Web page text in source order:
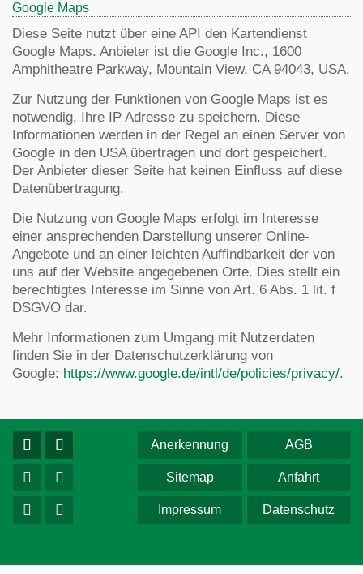
Google Maps
Diese Seite nutzt über eine API den Kartendienst
Google Maps. Anbieter ist die Google Inc., 1600
Amphitheatre Parkway, Mountain View, CA 94043, USA.
Zur Nutzung der Funktionen von Google Maps ist es
notwendig, Ihre IP Adresse zu speichern. Diese
Informationen werden in der Regel an einen Server von
Google in den USA übertragen und dort gespeichert.
Der Anbieter dieser Seite hat keinen Einfluss auf diese
Datenübertragung.
Die Nutzung von Google Maps erfolgt im Interesse
einer ansprechenden Darstellung unserer Online-
Angebote und an einer leichten Auffindbarkeit der von
uns auf der Website angegebenen Orte. Dies stellt ein
berechtigtes Interesse im Sinne von Art. 6 Abs. 1 lit. f
DSGVO dar.
Mehr Informationen zum Umgang mit Nutzerdaten
finden Sie in der Datenschutzerklärung von
Google: https://www.google.de/intl/de/policies/privacy/.
AGB
Anerkennung
Anfahrt
Sitemap
Datenschutz
Impressum